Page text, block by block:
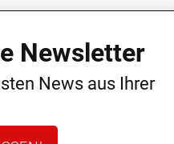
Newsletter
News aus Ihrer